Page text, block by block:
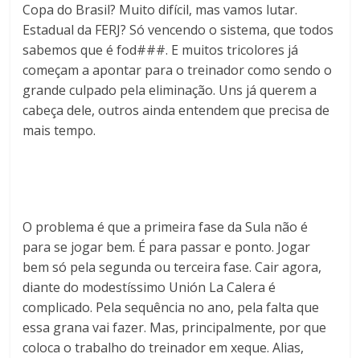
Copa do Brasil? Muito difícil, mas vamos lutar.
Estadual da FERJ? Só vencendo o sistema, que todos
sabemos que é fod###. E muitos tricolores já
começam a apontar para o treinador como sendo o
grande culpado pela eliminação. Uns já querem a
cabeça dele, outros ainda entendem que precisa de
mais tempo.
O problema é que a primeira fase da Sula não é
para se jogar bem. É para passar e ponto. Jogar
bem só pela segunda ou terceira fase. Cair agora,
diante do modestíssimo Unión La Calera é
complicado. Pela sequência no ano, pela falta que
essa grana vai fazer. Mas, principalmente, por que
coloca o trabalho do treinador em xeque. Alias,